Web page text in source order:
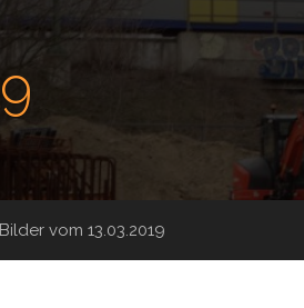
Bilder vom 13.03.2019